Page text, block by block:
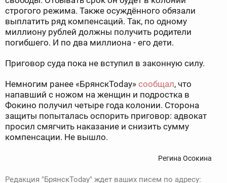
строгого режима. Также осуждённого обязали
выплатить ряд компенсаций. Так, по одному
миллиону рублей должны получить родители
погибшего. И по два миллиона - его дети.
Приговор суда пока не вступил в законную силу.
Немногим ранее «БрянскToday» сообщал, что
напавший с ножом на женщин и подростка в
Фокино получил четыре года колонии. Сторона
защиты попыталась оспорить приговор: адвокат
просил смягчить наказание и снизить сумму
компенсации. Не вышло.
Регина Осокина
Редакция "БрянскToday" ждет ваших писем по адресу: